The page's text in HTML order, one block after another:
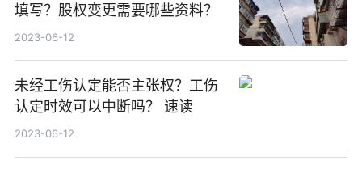
填写？股权变更需要哪些资料？
2023-06-12
未经工伤认定能否主张权？工伤
认定时效可以中断吗？ 速读
2023-06-12